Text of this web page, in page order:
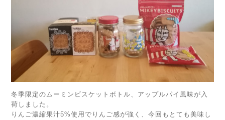
冬季限定のムーミンビスケットボトル、アップルパイ風味が入
荷しました。
りんご濃縮果汁5%使用でりんご感が強く、今回もとても美味し